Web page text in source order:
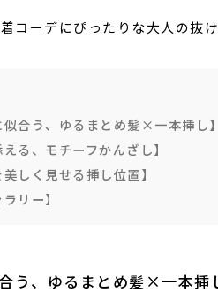
コーデにぴったりな大人の抜
似合う、ゆるまとめ髪×一本挿し】
える、モチーフかんざし】
美しく見せる挿し位置】
リー】
う、ゆるまとめ髪×一本挿